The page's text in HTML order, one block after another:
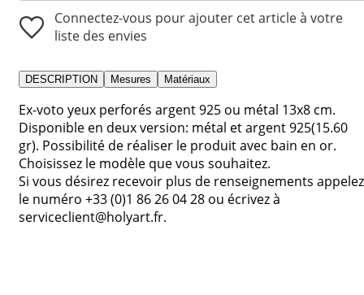
Connectez-vous pour ajouter cet article à votre
liste des envies
DESCRIPTION Mesures Matériaux
Ex-voto yeux perforés argent 925 ou métal 13x8 cm.
Disponible en deux version: métal et argent 925(15.60
gr). Possibilité de réaliser le produit avec bain en or.
Choisissez le modèle que vous souhaitez.
Si vous désirez recevoir plus de renseignements appelez
le numéro +33 (0)1 86 26 04 28 ou écrivez à
serviceclient@holyart.fr.